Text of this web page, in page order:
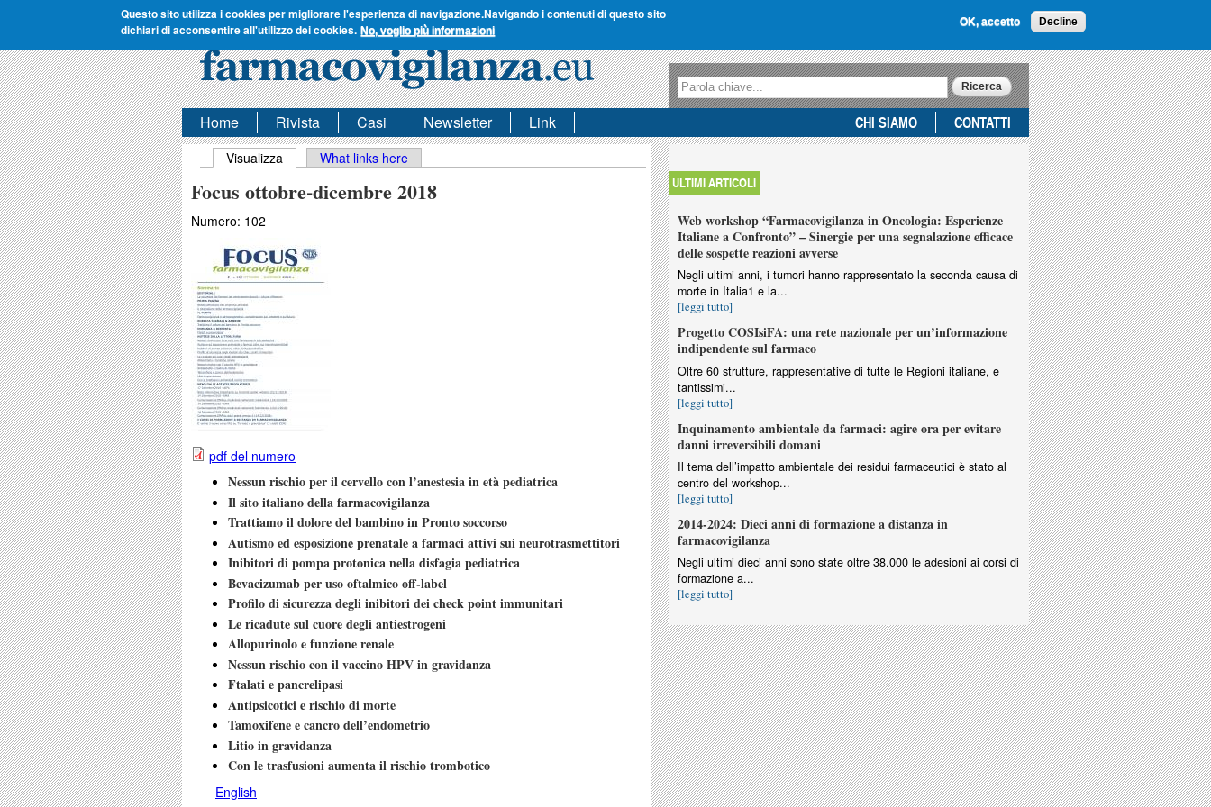
Questo sito utilizza i cookies per migliorare l'esperienza di navigazione.Navigando i contenuti di questo sito
dichiari di acconsentire all'utilizzo dei cookies. No, voglio più informazioni
OK, accetto Decline
Form di ricerca
Ricerca
Home
Rivista Casi Newsletter Link CHI SIAMO CONTATTI
Schede primarie
Visualizza (scheda attiva)
What links here
Focus ottobre-dicembre 2018
Numero: 102
pdf del numero
Nessun rischio per il cervello con l’anestesia in età pediatrica
Il sito italiano della farmacovigilanza
Trattiamo il dolore del bambino in Pronto soccorso
Autismo ed esposizione prenatale a farmaci attivi sui neurotrasmettitori
Inibitori di pompa protonica nella disfagia pediatrica
Bevacizumab per uso oftalmico off-label
Profilo di sicurezza degli inibitori dei check point immunitari
Le ricadute sul cuore degli antiestrogeni
Allopurinolo e funzione renale
Nessun rischio con il vaccino HPV in gravidanza
Ftalati e pancrelipasi
Antipsicotici e rischio di morte
Tamoxifene e cancro dell’endometrio
Litio in gravidanza
Con le trasfusioni aumenta il rischio trombotico
English
ULTIMI ARTICOLI
Web workshop “Farmacovigilanza in Oncologia: Esperienze
Italiane a Confronto” – Sinergie per una segnalazione efficace
delle sospette reazioni avverse
Negli ultimi anni, i tumori hanno rappresentato la seconda causa di
morte in Italia1 e la...
[leggi tutto]
Progetto COSIsiFA: una rete nazionale per un’informazione
indipendente sul farmaco
Oltre 60 strutture, rappresentative di tutte le Regioni italiane, e
tantissimi...
[leggi tutto]
Inquinamento ambientale da farmaci: agire ora per evitare
danni irreversibili domani
Il tema dell’impatto ambientale dei residui farmaceutici è stato al
centro del workshop...
[leggi tutto]
2014-2024: Dieci anni di formazione a distanza in
farmacovigilanza
Negli ultimi dieci anni sono state oltre 38.000 le adesioni ai corsi di
formazione a...
[leggi tutto]